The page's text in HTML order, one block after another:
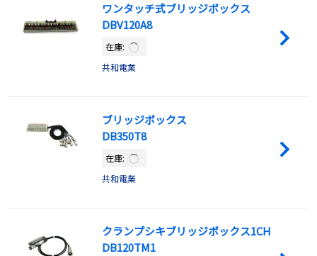
ワンタッチ式ブリッジボックス
DBV120A8
在庫:
共和電業
ブリッジボックス
DB350T8
在庫:
共和電業
クランプシキブリッジボックス1CH
DB120TM1